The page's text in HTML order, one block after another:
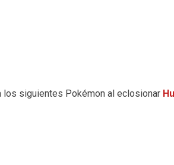
los siguientes Pokémon al eclosionar